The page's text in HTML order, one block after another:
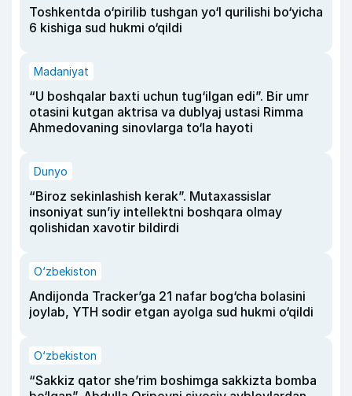
Toshkentda o‘pirilib tushgan yo‘l qurilishi bo‘yicha
6 kishiga sud hukmi o‘qildi
Madaniyat
“U boshqalar baxti uchun tug‘ilgan edi”. Bir umr
otasini kutgan aktrisa va dublyaj ustasi Rimma
Ahmedovaning sinovlarga to‘la hayoti
Dunyo
“Biroz sekinlashish kerak”. Mutaxassislar
insoniyat sun’iy intellektni boshqara olmay
qolishidan xavotir bildirdi
O‘zbekiston
Andijonda Tracker’ga 21 nafar bog‘cha bolasini
joylab, YTH sodir etgan ayolga sud hukmi o‘qildi
O‘zbekiston
“Sakkiz qator she’rim boshimga sakkizta bomba